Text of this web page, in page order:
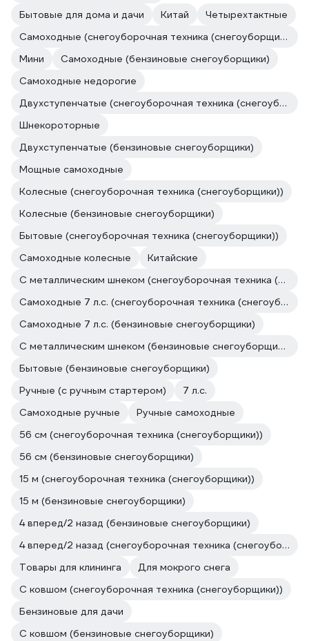
Бытовые для дома и дачи
Китай
Четырехтактные
Самоходные (снегоуборочная техника (снегоуборщики))
Мини
Самоходные (бензиновые снегоуборщики)
Самоходные недорогие
Двухступенчатые (снегоуборочная техника (снегоуборщики))
Шнекороторные
Двухступенчатые (бензиновые снегоуборщики)
Мощные самоходные
Колесные (снегоуборочная техника (снегоуборщики))
Колесные (бензиновые снегоуборщики)
Бытовые (снегоуборочная техника (снегоуборщики))
Самоходные колесные
Китайские
С металлическим шнеком (снегоуборочная техника (снегоуборщики))
Самоходные 7 л.с. (снегоуборочная техника (снегоуборщики))
Самоходные 7 л.с. (бензиновые снегоуборщики)
С металлическим шнеком (бензиновые снегоуборщики)
Бытовые (бензиновые снегоуборщики)
Ручные (с ручным стартером)
7 л.с.
Самоходные ручные
Ручные самоходные
56 см (снегоуборочная техника (снегоуборщики))
56 см (бензиновые снегоуборщики)
15 м (снегоуборочная техника (снегоуборщики))
15 м (бензиновые снегоуборщики)
4 вперед/2 назад (бензиновые снегоуборщики)
4 вперед/2 назад (снегоуборочная техника (снегоуборщики))
Товары для клининга
Для мокрого снега
С ковшом (снегоуборочная техника (снегоуборщики))
Бензиновые для дачи
С ковшом (бензиновые снегоуборщики)